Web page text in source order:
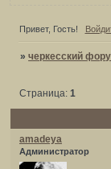
Привет, Гость!
»черкесский
Страница:1
amadeya
Администратор